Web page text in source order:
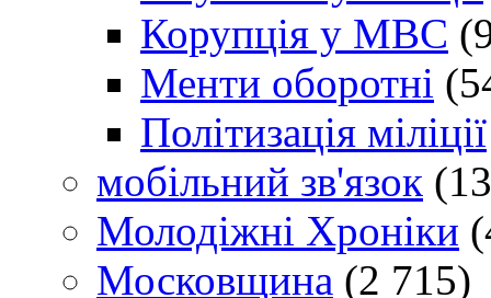
Корупція у МВС
Менти оборотні
Політизація міліції
мобільний зв'язок
Молодіжні Хроніки
Московщина (2 715)